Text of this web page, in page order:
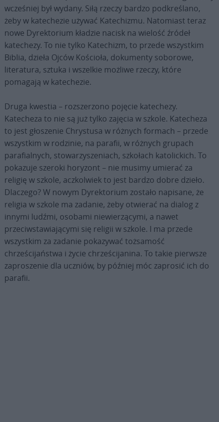
wcześniej był wydany. Siłą rzeczy bardzo podkreślano,
żeby w katechezie używać Katechizmu. Natomiast teraz
nowe Dyrektorium kładzie nacisk na wielość źródeł
katechezy. To nie tylko Katechizm, to przede wszystkim
Biblia, dzieła Ojców Kościoła, dokumenty soborowe,
literatura, sztuka i wszelkie możliwe rzeczy, które
pomagają w katechezie.
Druga kwestia – rozszerzono pojęcie katechezy.
Katecheza to nie są już tylko zajęcia w szkole. Katecheza
to jest głoszenie Chrystusa w różnych formach – przede
wszystkim w rodzinie, na parafii, w różnych grupach
parafialnych, stowarzyszeniach, szkołach katolickich. To
pokazuje szeroki horyzont – nie musimy umierać za
religię w szkole, aczkolwiek to jest bardzo dobre dzieło.
Dlaczego? W nowym Dyrektorium zostało napisane, że
religia w szkole ma zadanie, żeby otwierać na dialog z
innymi ludźmi, osobami niewierzącymi, a nawet
przeciwstawiającymi się religii w szkole. I ma przede
wszystkim za zadanie pokazywać tożsamość
chrześcijaństwa i życie chrześcijanina. To takie pierwsze
zaproszenie dla uczniów, by później móc zaprosić ich do
parafii.